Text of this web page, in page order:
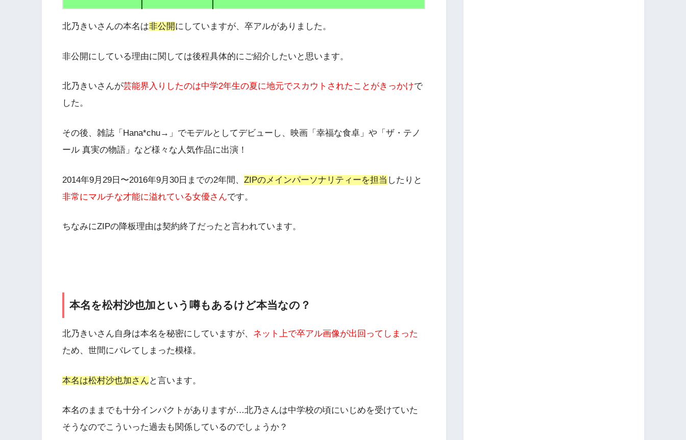
北乃きいさんの本名は非公開にしていますが、卒アルがありました。
非公開にしている理由に関しては後程具体的にご紹介したいと思います。
北乃きいさんが芸能界入りしたのは中学2年生の夏に地元でスカウトされたことがきっかけで
した。
その後、 雑誌「Hana*chu→」でモデルとしてデビュー し、映画「幸福な食卓」や「ザ・テノ
ール 真実の物語」など様々な人気作品に出演！
2014年9月29日〜2016年9月30日までの2年間、 ZIPのメインパーソナリティーを担当 したりと
非常にマルチな才能に溢れている女優さんです。
ちなみにZIPの降板理由は契約終了だったと言われています。
本名を松村沙也加という噂もあるけど本当なの？
北乃きいさん自身は本名を秘密にしていますが、 ネット上で卒アル画像が出回ってしまった
ため、世間にバレてしまった模様。
本名は松村沙也加さん と言います。
本名のままでも十分インパクトがありますが…北乃さんは中学校の頃にいじめを受けていた
そうなのでこういった過去も関係しているのでしょうか？